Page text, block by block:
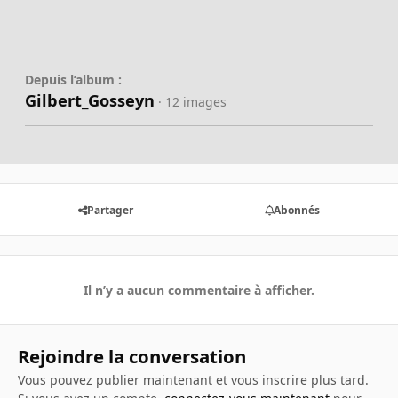
Depuis l’album :
Gilbert_Gosseyn · 12 images
Partager Abonnés
Il n’y a aucun commentaire à afficher.
Rejoindre la conversation
Vous pouvez publier maintenant et vous inscrire plus tard.